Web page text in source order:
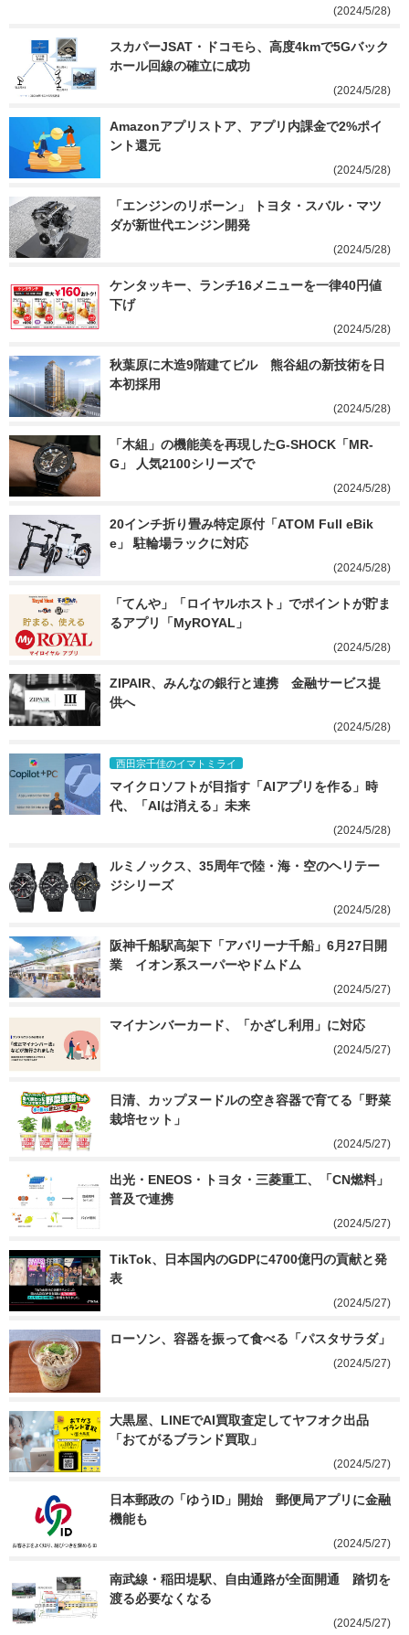
(2024/5/28)
スカパーJSAT・ドコモら、高度4kmで5Gバック
ホール回線の確立に成功
(2024/5/28)
Amazonアプリストア、アプリ内課金で2%ポイ
ント還元
(2024/5/28)
「エンジンのリボーン」 トヨタ・スバル・マツ
ダが新世代エンジン開発
(2024/5/28)
ケンタッキー、ランチ16メニューを一律40円値
下げ
(2024/5/28)
秋葉原に木造9階建てビル　熊谷組の新技術を日
本初採用
(2024/5/28)
「木組」の機能美を再現したG-SHOCK「MR-
G」 人気2100シリーズで
(2024/5/28)
20インチ折り畳み特定原付「ATOM Full eBik
e」 駐輪場ラックに対応
(2024/5/28)
「てんや」「ロイヤルホスト」でポイントが貯ま
るアプリ「MyROYAL」
(2024/5/28)
ZIPAIR、みんなの銀行と連携　金融サービス提
供へ
(2024/5/28)
西田宗千佳のイマトミライ
マイクロソフトが目指す「AIアプリを作る」時
代、「AIは消える」未来
(2024/5/28)
ルミノックス、35周年で陸・海・空のヘリテー
ジシリーズ
(2024/5/28)
阪神千船駅高架下「アバリーナ千船」6月27日開
業　イオン系スーパーやドムドム
(2024/5/27)
マイナンバーカード、「かざし利用」に対応
(2024/5/27)
日清、カップヌードルの空き容器で育てる「野菜
栽培セット」
(2024/5/27)
出光・ENEOS・トヨタ・三菱重工、「CN燃料」
普及で連携
(2024/5/27)
TikTok、日本国内のGDPに4700億円の貢献と発
表
(2024/5/27)
ローソン、容器を振って食べる「パスタサラダ」
(2024/5/27)
大黒屋、LINEでAI買取査定してヤフオク出品
「おてがるブランド買取」
(2024/5/27)
日本郵政の「ゆうID」開始　郵便局アプリに金融
機能も
(2024/5/27)
南武線・稲田堤駅、自由通路が全面開通　踏切を
渡る必要なくなる
(2024/5/27)